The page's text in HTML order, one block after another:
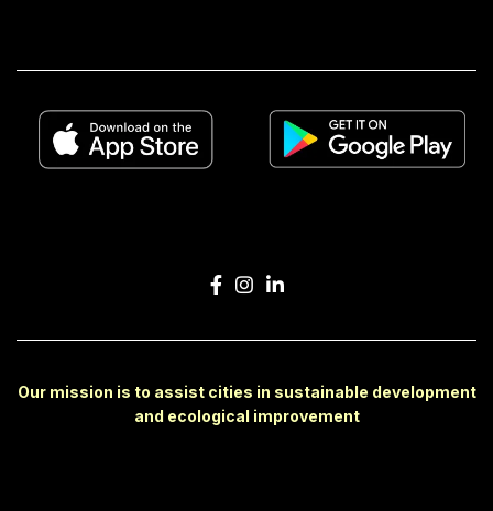
Our mission is to assist cities in sustainable development
and ecological improvement